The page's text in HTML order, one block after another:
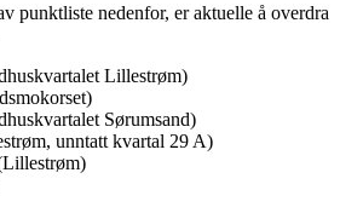
punktliste nedenfor, er aktuelle å overdra
Lillestrøm)
Sørumsand)
unntatt kvartal 29 A)